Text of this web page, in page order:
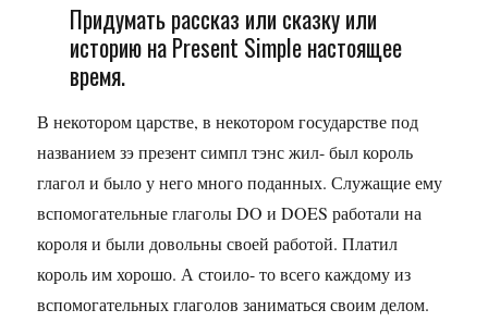
Придумать рассказ или сказку или
историю на Present Simple настоящее
время.
В некотором царстве, в некотором государстве под
названием зэ презент симпл тэнс жил- был король
глагол и было у него много поданных. Служащие ему
вспомогательные глаголы DO и DOES работали на
короля и были довольны своей работой. Платил
король им хорошо. А стоило- то всего каждому из
вспомогательных глаголов заниматься своим делом.